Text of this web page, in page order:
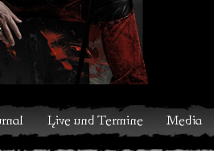
Media Shop Band Discografie